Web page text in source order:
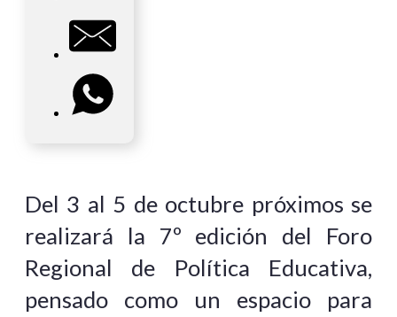
Del 3 al 5 de octubre próximos se
realizará la 7º edición del Foro
Regional de Política Educativa,
pensado como un espacio para